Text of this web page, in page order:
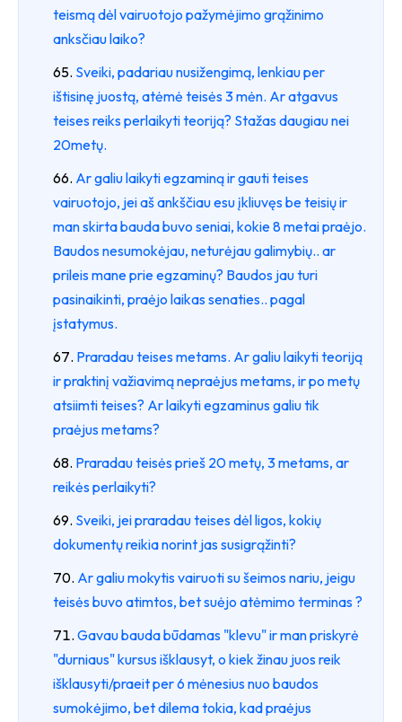
teismą dėl vairuotojo pažymėjimo grąžinimo
anksčiau laiko?
Sveiki, padariau nusižengimą, lenkiau per
ištisinę juostą, atėmė teisės 3 mėn. Ar atgavus
teises reiks perlaikyti teoriją? Stažas daugiau nei
20metų.
Ar galiu laikyti egzaminą ir gauti teises
vairuotojo, jei aš ankščiau esu įkliuvęs be teisių ir
man skirta bauda buvo seniai, kokie 8 metai praėjo.
Baudos nesumokėjau, neturėjau galimybių.. ar
prileis mane prie egzaminų? Baudos jau turi
pasinaikinti, praėjo laikas senaties.. pagal
įstatymus.
Praradau teises metams. Ar galiu laikyti teoriją
ir praktinį važiavimą nepraėjus metams, ir po metų
atsiimti teises? Ar laikyti egzaminus galiu tik
praėjus metams?
Praradau teisės prieš 20 metų, 3 metams, ar
reikės perlaikyti?
Sveiki, jei praradau teises dėl ligos, kokių
dokumentų reikia norint jas susigrąžinti?
Ar galiu mokytis vairuoti su šeimos nariu, jeigu
teisės buvo atimtos, bet suėjo atėmimo terminas ?
Gavau bauda būdamas "klevu" ir man priskyrė
"durniaus" kursus išklausyt, o kiek žinau juos reik
išklausyti/praeit per 6 mėnesius nuo baudos
sumokėjimo, bet dilema tokia, kad praėjus